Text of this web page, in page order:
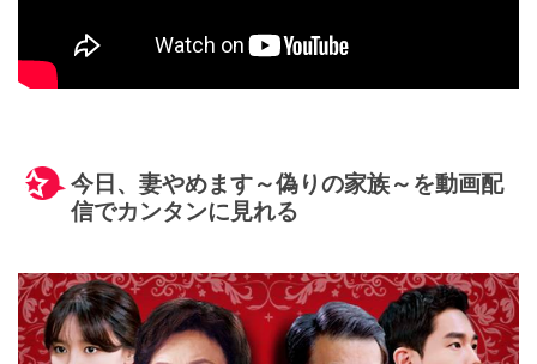
今日、妻やめます～偽りの家族～を動画配
信でカンタンに見れる